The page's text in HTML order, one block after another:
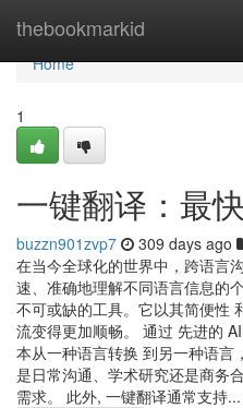
thebookmarkid
Home
Home
1
一键翻译：最
buzzn901zvp7 309 days ago
在当今全球化的世界中，跨语言
速、准确地理解不同语言信息的
不可或缺的工具。它以其简便性
流变得更加顺畅。 通过 先进的
本从一种语言转换 到另一种语言
是日常沟通、学术研究还是商务
需求。 此外, 一键翻译通常支持...